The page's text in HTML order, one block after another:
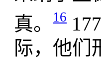
真。
16
际，他们